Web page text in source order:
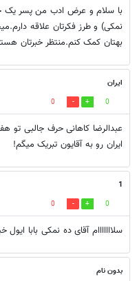
نمکی) و طرز فکرتان علاقه
بهتان کمک کنم.منتظر خبرتان
ایران
0
0
عبدالرضا کاهانی حرف جالبی تو
ایران رو به آقایون تبریک میگم!
1
0
0
سلااااااام آقای ده نمکی بابا ایول
بدون نام